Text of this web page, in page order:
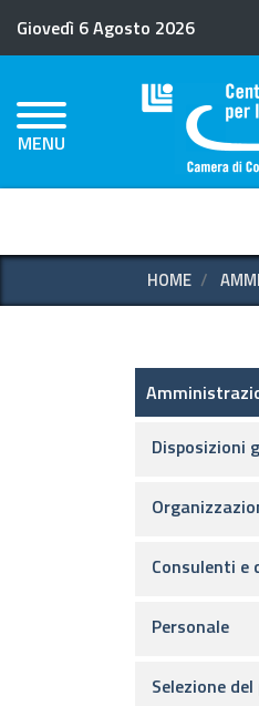
Giovedì 6 Agosto 2026
MENU
HOME
Disposizioni
Consulenti e
Personale
Selezione